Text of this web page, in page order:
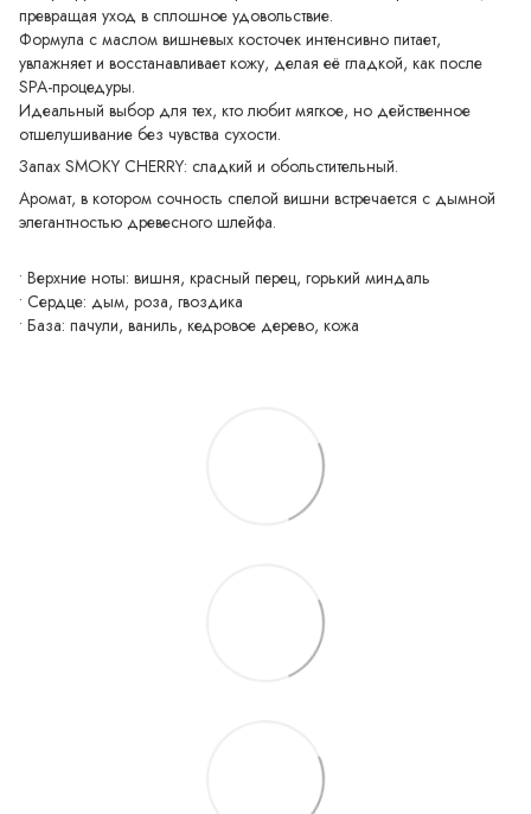
превращая уход в сплошное удовольствие.
Формула с маслом вишневых косточек интенсивно питает,
увлажняет и восстанавливает кожу, делая её гладкой, как после
SPA-процедуры.
Идеальный выбор для тех, кто любит мягкое, но действенное
отшелушивание без чувства сухости.
Запах SMOKY CHERRY: сладкий и обольстительный.
Аромат, в котором сочность спелой вишни встречается с дымной
элегантностью древесного шлейфа.
• Верхние ноты: вишня, красный перец, горький миндаль
• Сердце: дым, роза, гвоздика
• База: пачули, ваниль, кедровое дерево, кожа